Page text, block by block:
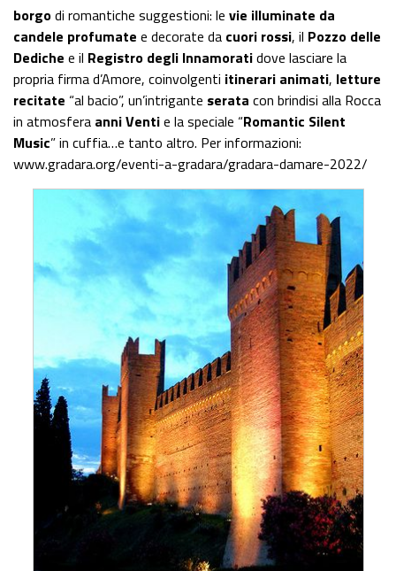
borgodi romantiche suggestioni: le vie illuminate da
candele profumate e decorate da cuori rossi, il Pozzo delle
Dediche e il Registro degli Innamoratidove lasciare la
propria firma d’Amore, coinvolgenti itinerari animati, letture
recitate “al bacio”, un’intrigante serata con brindisi alla Rocca
in atmosfera anni Ventie la speciale “Romantic Silent
Music” in cuffia…e tanto altro. Per informazioni:
www.gradara.org/eventi-a-gradara/gradara-damare-2022/